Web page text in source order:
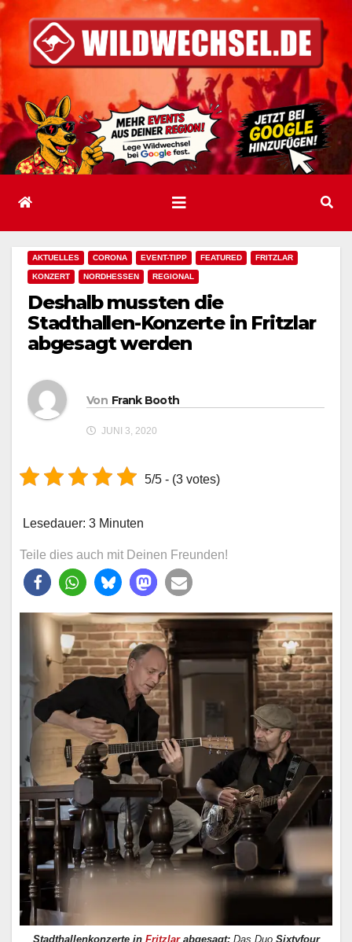
Inhalt
springen
AKTUELLES CORONA EVENT-TIPP FEATURED FRITZLAR
KONZERT NORDHESSEN REGIONAL
Deshalb mussten die
Stadthallen-Konzerte in Fritzlar
abgesagt werden
Von Frank Booth
JUNI 3, 2020
5/5 - (3 votes)
Lesedauer: 3 Minuten
Teile dies auch mit Deinen Freunden!
Stadthallenkonzerte in Fritzlarabgesagt: Das Duo Sixtyfour